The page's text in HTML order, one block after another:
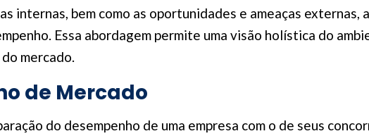
internas, bem como as oportunidades e ameaças externas,
Essa abordagem permite uma visão holística do
mercado.
de Mercado
do desempenho de uma empresa com o de seus